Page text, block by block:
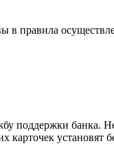
в правила
поддержки банка.
карточек установят